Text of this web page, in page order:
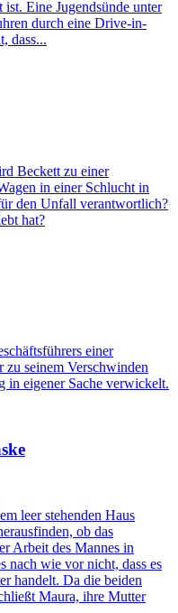
ist. Eine Jugendsünde unter
durch eine Drive-in-
dass...
Beckett zu einer
in einer Schlucht in
den Unfall verantwortlich?
hat?
einer
zu seinem Verschwinden
in eigener Sache verwickelt.
leer stehenden Haus
ob das
Arbeit des Mannes in
nach wie vor nicht, dass es
handelt. Da die beiden
Maura, ihre Mutter